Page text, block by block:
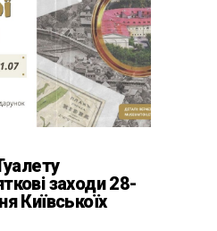
заходи 28-
Київськоїх